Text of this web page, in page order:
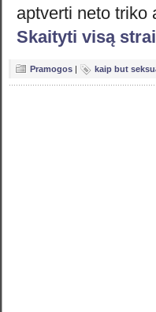
aptverti neto triko
Skaityti visą
Pramogos | kaip but